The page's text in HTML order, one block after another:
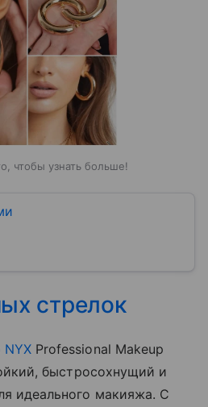
чтобы узнать больше!
стрелок
Professional Makeup
быстросохнущий и
идеального макияжа. С